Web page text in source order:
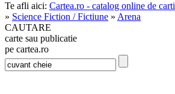
Te afli aici: Cartea.ro - catalog online de carti
» Science Fiction / Fictiune » Arena
CAUTARE
carte sau publicatie
pe cartea.ro